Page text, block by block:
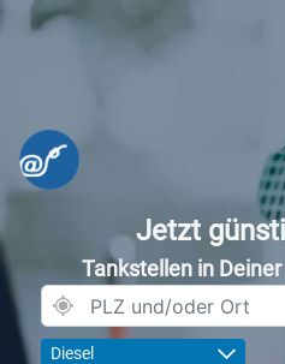
Jetzt
Tankstellen in
Diesel